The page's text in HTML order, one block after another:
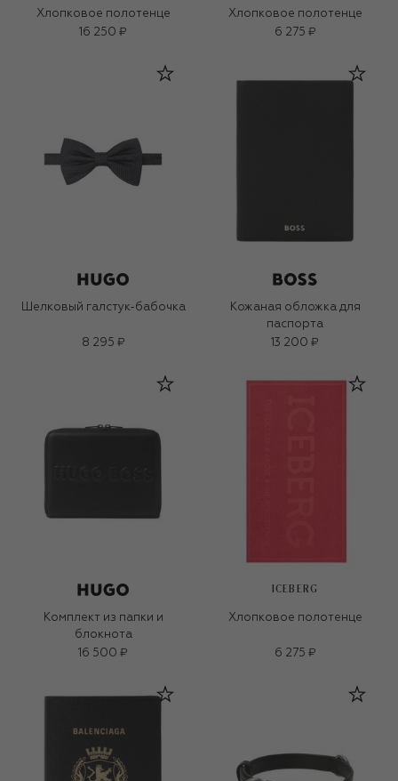
Хлопковое полотенце
16 250 ₽
Хлопковое полотенце
6 275 ₽
Шелковый галстук-бабочка
8 295 ₽
Кожаная обложка для
паспорта
13 200 ₽
Комплект из папки и
блокнота
16 500 ₽
ICEBERG
Хлопковое полотенце
6 275 ₽